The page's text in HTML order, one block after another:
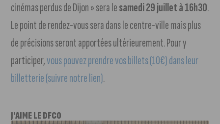
cinémas perdus de Dijon » sera lesamedi 29 juillet à 16h30.
Le point de rendez-vous sera dans le centre-ville mais plus
de précisions seront apportées ultérieurement. Pour y
participer,vous pouvez prendre vos billets (10€) dans leur
billetterie (suivre notre lien).
J'AIME LE DFCO